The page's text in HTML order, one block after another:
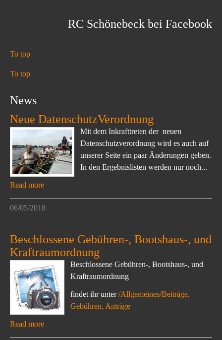
RC Schönebeck bei Facebook
To top
To top
News
Neue DatenschutzVerordnung
Mit dem Inkrafttreten der neuen
Datenschutzverordnung wird es auch auf
unserer Seite ein paar Änderungen geben.
In den Ergebnislisten werden nur noch...
Read more
06/05/2018
Beschlossene Gebühren-, Bootshaus-, und
Kraftraumordnung
Beschlossene Gebühren-, Bootshaus-, und
Kraftraumordnung
findet ihr unter/Allgemeines/Beiträge,
Gebühren, Anträge
Read more